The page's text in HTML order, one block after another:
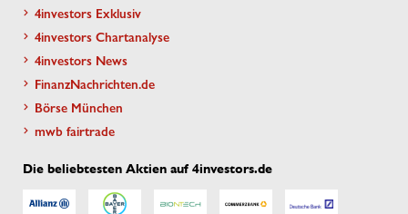
4investors Exklusiv
4investors Chartanalyse
4investors News
FinanzNachrichten.de
Börse München
mwb fairtrade
Die beliebtesten Aktien auf 4investors.de